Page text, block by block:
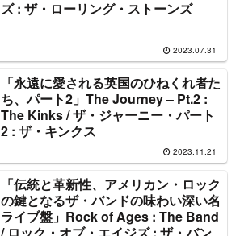
ズ : ザ・ローリング・ストーンズ
2023.07.31
「永遠に愛される英国のひねくれ者た
ち、パート2」The Journey – Pt.2 :
The Kinks / ザ・ジャーニー・パート
2 : ザ・キンクス
2023.11.21
「伝統と革新性、アメリカン・ロック
の鍵となるザ・バンドの味わい深い名
ライブ盤」Rock of Ages : The Band